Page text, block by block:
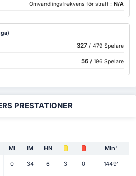
Omvandlingsfrekvens för straff : N/A
327/ 479 Spelare
56/ 196 Spelare
PRESTATIONER
Ml IM HN Min'
0 34 6 3 0 1449'